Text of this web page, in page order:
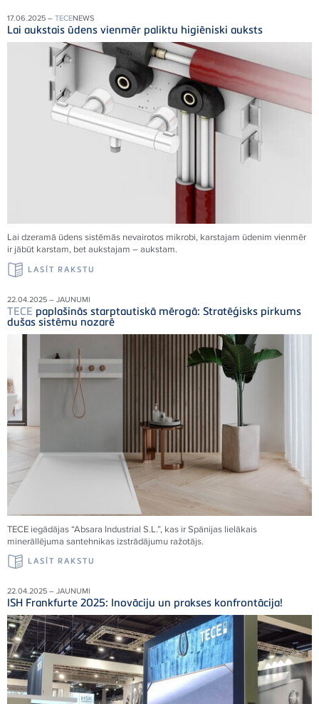
17.06.2025 – TECENEWS
Lai aukstais ūdens vienmēr paliktu higiēniski auksts
Lai dzeramā ūdens sistēmās nevairotos mikrobi, karstajam ūdenim vienmēr
ir jābūt karstam, bet aukstajam – aukstam.
LASĪT RAKSTU
22.04.2025 – JAUNUMI
TECE paplašinās starptautiskā mērogā: Stratēģisks pirkums
dušas sistēmu nozarē
TECE iegādājas “Absara Industrial S.L.”, kas ir Spānijas lielākais
minerāllējuma santehnikas izstrādājumu ražotājs.
LASĪT RAKSTU
22.04.2025 – JAUNUMI
ISH Frankfurte 2025: Inovāciju un prakses konfrontācija!